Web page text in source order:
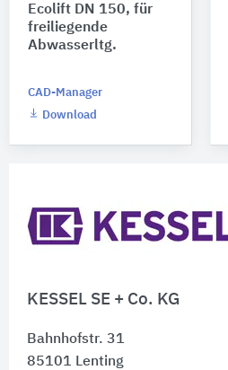
KESSEL SE + Co. KG
Bahnhofstr. 31
85101 Lenting
Ecolift DN 150, für
freiliegende
Abwasserltg.
CAD-Manager
Download